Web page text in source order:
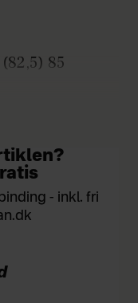
85
- inkl. fri